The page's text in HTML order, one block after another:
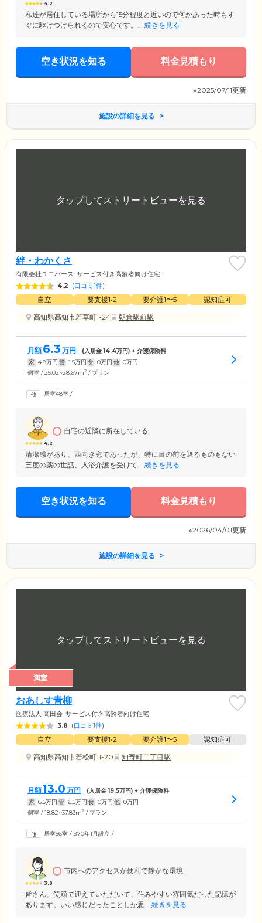
4.2
私達が居住している場所から15分程度と近いので何かあった時もす
ぐに駆けつけられるので安心です。... 続きを見る
空き状況を知る 料金見積もり
※2025/07/11更新
施設の詳細を見る
絆・わかくさ
有限会社ユニバース サービス付き高齢者向け住宅
4.2 (口コミ1件)
自立 要支援1•2 要介護1〜5
認知症可
高知県高知市若草町1-24
朝倉駅前駅
月額 6.3 万円 (入居金14.4万円) + 介護保険料
家 4.8万円 管 1.5万円 食 0万円 他 0万円
個室 / 25.02~28.67m2 / プラン
居室48室 /
4.2
自宅の近隣に所在している
清潔感があり、西向き窓であったが、特に目の前を遮るものもない
三度の薬の世話、入浴介護を受けて... 続きを見る
空き状況を知る 料金見積もり
※2026/04/01更新
施設の詳細を見る
満室
おあしす青柳
医療法人 高田会 サービス付き高齢者向け住宅
3.8 (口コミ1件)
自立 要支援1•2 要介護1〜5
認知症可
高知県高知市若松町11-20
知寄町二丁目駅
月額13.0 万円 (入居金19.5万円) + 介護保険料
家 6.5万円 管 6.5万円 食 0万円 他 0万円
個室 / 18.82~37.83m2 / プラン
居室56室 /1970年1月設立 /
3.8
市内へのアクセスが便利で静かな環境
皆さん、笑顔で迎えていただいて、住みやすい雰囲気だった記憶が
あります。いい感じだったことしか思... 続きを見る